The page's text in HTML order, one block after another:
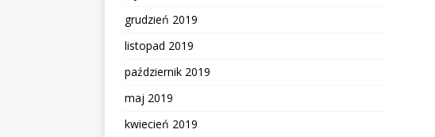
grudzień 2019
listopad 2019
październik 2019
maj 2019
kwiecień 2019